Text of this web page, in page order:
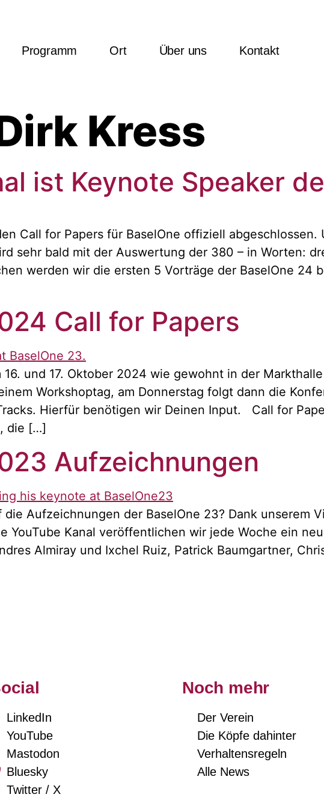
Programm Ort Über uns Kontakt
Kress
ist Keynote Speaker
Call for Papers für BaselOne offiziell
sehr bald mit der Auswertung der 380 – in Worten:
werden wir die ersten 5 Vorträge der BaselOne 24
Call for Papers
und 17. Oktober 2024 wie gewohnt in der
Workshoptag, am Donnerstag folgt dann die
Hierfür benötigen wir Deinen Input. Call for
die […]
Aufzeichnungen
Aufzeichnungen der BaselOne 23? Dank unserem
YouTube Kanal veröffentlichen wir jede Woche ein
Almiray und Ixchel Ruiz, Patrick Baumgartner,
LinkedIn
YouTube
Mastodon
Bluesky
Twitter / X
Noch mehr
Der Verein
Die Köpfe dahinter
Verhaltensregeln
Alle News